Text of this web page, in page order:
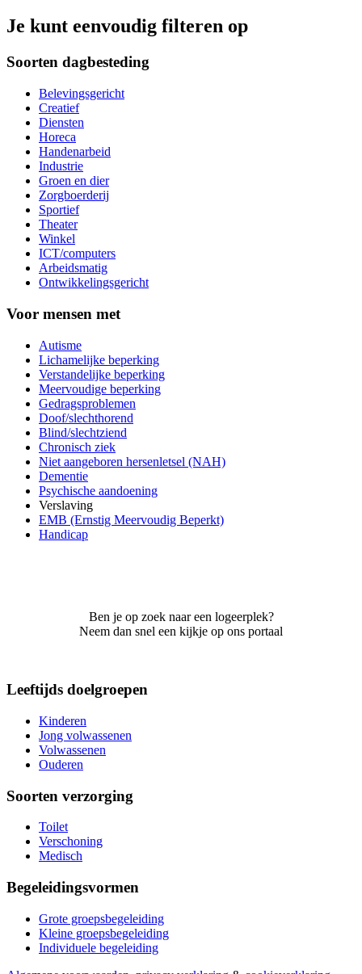
Je kunt eenvoudig filteren op
Soorten dagbesteding
Belevingsgericht
Creatief
Diensten
Horeca
Handenarbeid
Industrie
Groen en dier
Zorgboerderij
Sportief
Theater
Winkel
ICT/computers
Arbeidsmatig
Ontwikkelingsgericht
Voor mensen met
Autisme
Lichamelijke beperking
Verstandelijke beperking
Meervoudige beperking
Gedragsproblemen
Doof/slechthorend
Blind/slechtziend
Chronisch ziek
Niet aangeboren hersenletsel (NAH)
Dementie
Psychische aandoening
Verslaving
EMB (Ernstig Meervoudig Beperkt)
Handicap
Ben je op zoek naar een logeerplek?
Neem dan snel een kijkje op ons portaal
Leeftijds doelgroepen
Kinderen
Jong volwassenen
Volwassenen
Ouderen
Soorten verzorging
Toilet
Verschoning
Medisch
Begeleidingsvormen
Grote groepsbegeleiding
Kleine groepsbegeleiding
Individuele begeleiding